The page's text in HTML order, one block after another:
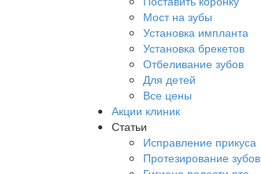
Мост на зубы
Установка импланта
Установка брекетов
Отбеливание зубов
Для детей
Все цены
Акции клиник
Статьи
Исправление прикуса
Протезирование зубов